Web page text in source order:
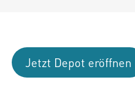
Jetzt Depot eröffnen